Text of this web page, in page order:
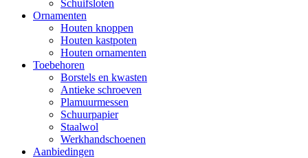
Schuifsloten
Ornamenten
Houten knoppen
Houten kastpoten
Houten ornamenten
Toebehoren
Borstels en kwasten
Antieke schroeven
Plamuurmessen
Schuurpapier
Staalwol
Werkhandschoenen
Aanbiedingen